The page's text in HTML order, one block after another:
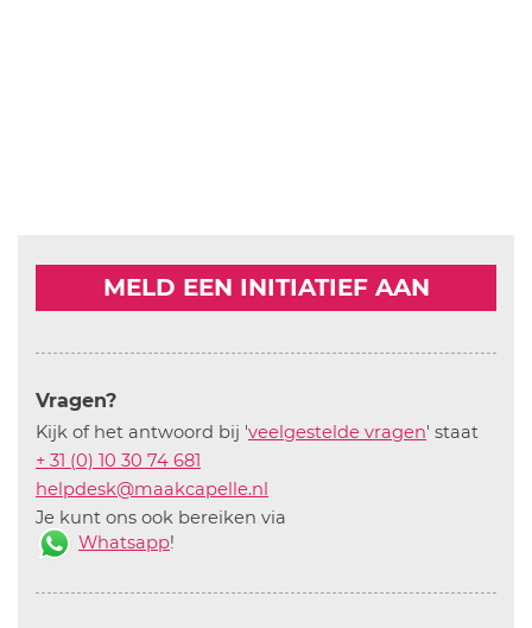
MELD EEN INITIATIEF AAN
Vragen?
Kijk of het antwoord bij 'veelgestelde vragen' staat
+ 31 (0) 10 30 74 681
helpdesk@maakcapelle.nl
Je kunt ons ook bereiken via
Whatsapp!